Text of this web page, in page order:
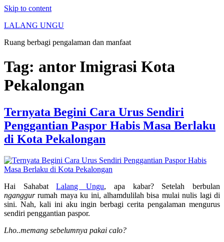
Skip to content
LALANG UNGU
Ruang berbagi pengalaman dan manfaat
Tag: antor Imigrasi Kota
Pekalongan
Ternyata Begini Cara Urus Sendiri
Penggantian Paspor Habis Masa Berlaku
di Kota Pekalongan
Hai SahabatLalang Ungu, apa kabar? Setelah berbulan
nganggurrumah maya ku ini, alhamdulilah bisa mulai nulis lagi di
sini. Nah, kali ini aku ingin berbagi cerita pengalaman mengurus
sendiri penggantian paspor.
Lho..memang sebelumnya pakai calo?